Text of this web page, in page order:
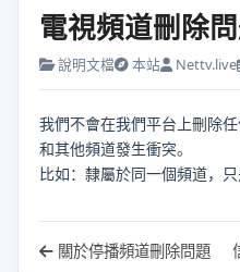
電視頻道刪除
說明文檔 本站 Nettv.live
我們不會在我們平台上刪除
和其他頻道發生衝突。
比如：隸屬於同一個頻道，只
關於停播頻道刪除問題